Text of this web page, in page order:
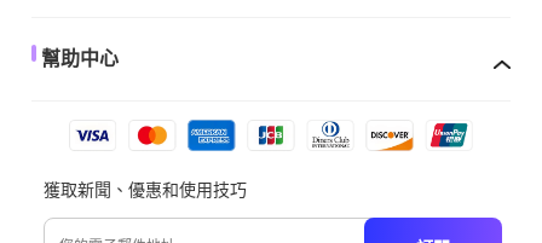
幫助中心
獲取新聞、優惠和使用技巧